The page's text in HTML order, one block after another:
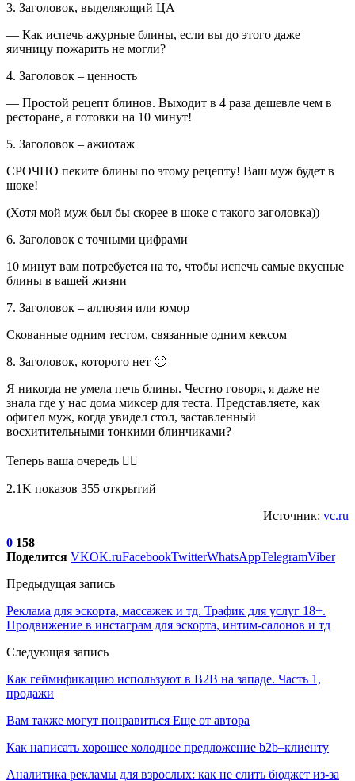
3. Заголовок, выделяющий ЦА
— Как испечь ажурные блины, если вы до этого даже
яичницу пожарить не могли?
4. Заголовок – ценность
— Простой рецепт блинов. Выходит в 4 раза дешевле чем в
ресторане, а готовки на 10 минут!
5. Заголовок – ажиотаж
СРОЧНО пеките блины по этому рецепту! Ваш муж будет в
шоке!
(Хотя мой муж был бы скорее в шоке с такого заголовка))
6. Заголовок с точными цифрами
10 минут вам потребуется на то, чтобы испечь самые вкусные
блины в вашей жизни
7. Заголовок – аллюзия или юмор
Скованные одним тестом, связанные одним кексом
8. Заголовок, которого нет 🙂
Я никогда не умела печь блины. Честно говоря, я даже не
знала где у нас дома миксер для теста. Представляете, как
офигел муж, когда увидел стол, заставленный
восхитительными тонкими блинчиками?
Теперь ваша очередь 👇🏻
2.1K показов 355 открытий
Источник: vc.ru
0 158
Поделится VKOK.ruFacebookTwitterWhatsAppTelegramViber
Предыдущая запись
Реклама для эскорта, массажек и тд. Трафик для услуг 18+.
Продвижение в инстаграм для эскорта, интим-салонов и тд
Следующая запись
Как геймификацию используют в B2B на западе. Часть 1,
продажи
Вам также могут понравиться Еще от автора
Как написать хорошее холодное предложение b2b–клиенту
Аналитика рекламы для взрослых: как не слить бюджет из-за